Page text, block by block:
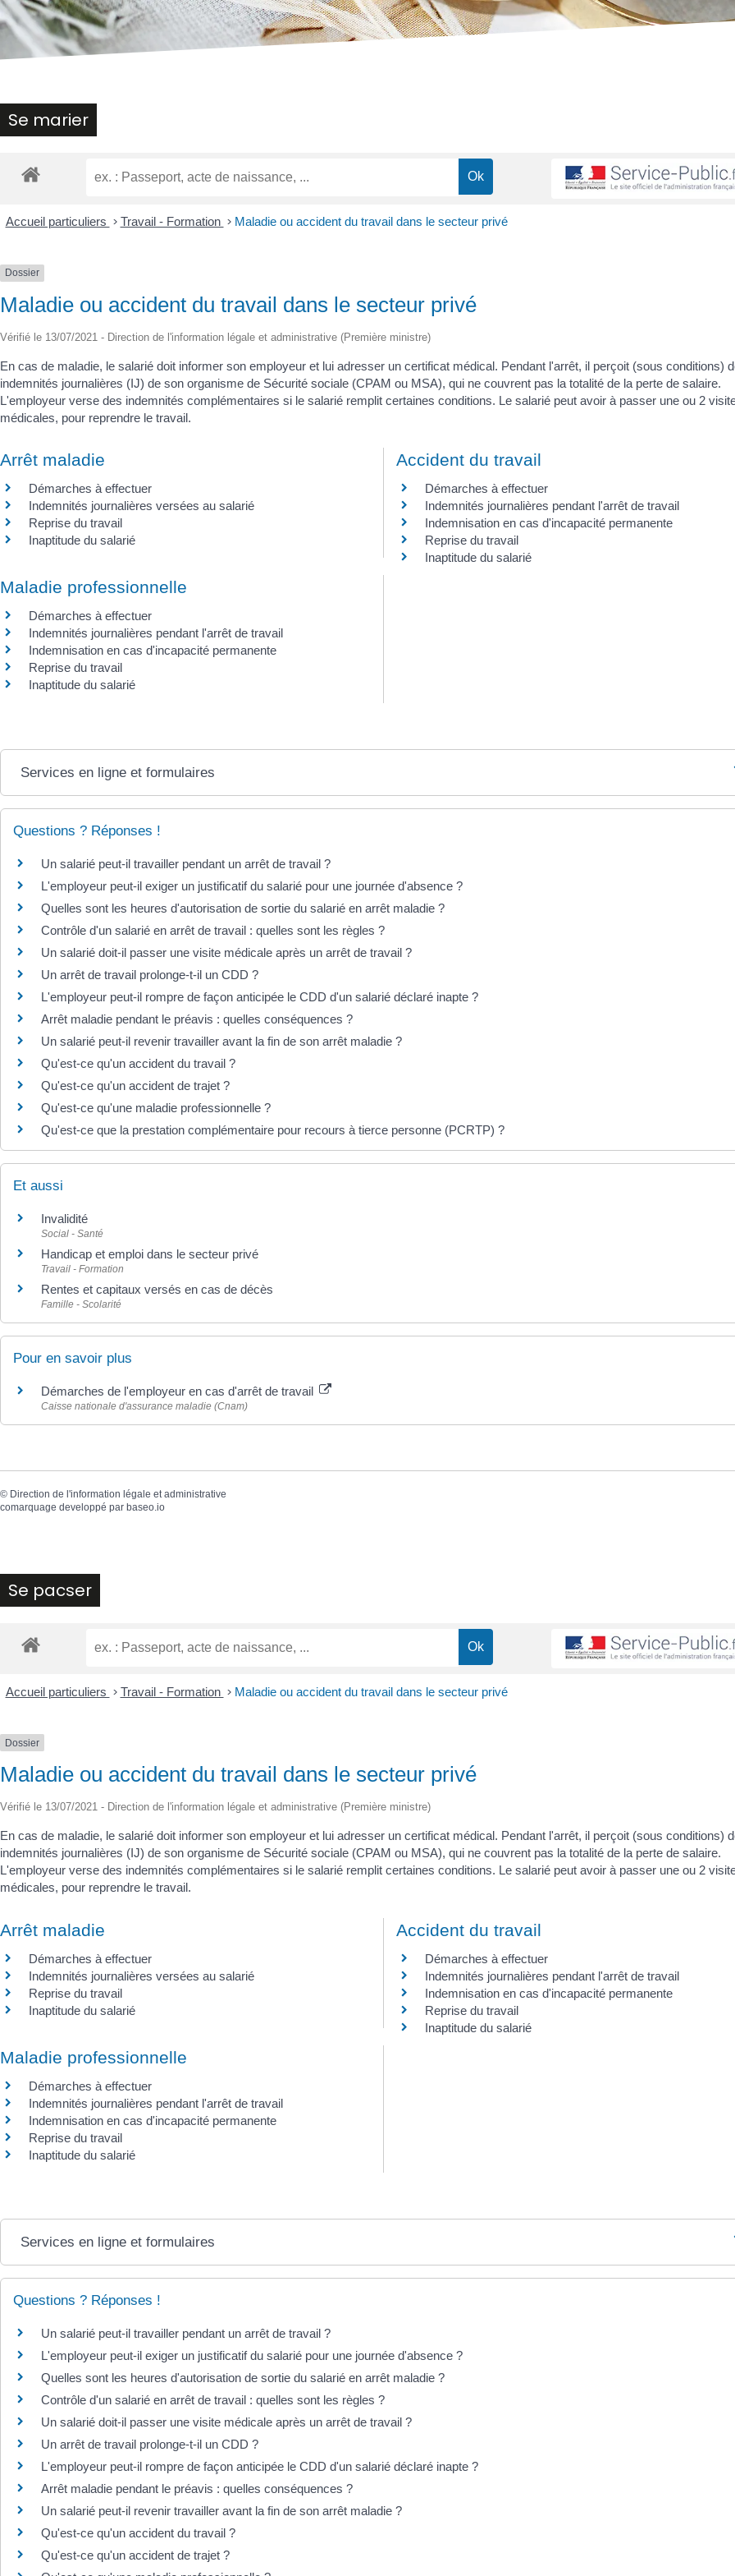
qui
utilisent
un
Appuyez
sur
pour
un
Se marier
Accueil particuliers > Travail - Formation > Maladie ou accident du travail dans le secteur privé
Dossier
Maladie ou accident du travail dans le secteur privé
Vérifié le 13/07/2021 - Direction de l'information légale et administrative (Première ministre)
En cas de maladie, le salarié doit informer son employeur et lui adresser un certificat médical. Pendant l'arrêt, il perçoit (sous conditions)
indemnités journalières (IJ) de son organisme de Sécurité sociale (CPAM ou MSA), qui ne couvrent pas la totalité de la perte de salaire.
L'employeur verse des indemnités complémentaires si le salarié remplit certaines conditions. Le salarié peut avoir à passer une ou 2
médicales, pour reprendre le travail.
Arrêt maladie
Démarches à effectuer
Indemnités journalières versées au salarié
Reprise du travail
Inaptitude du salarié
Accident du travail
Démarches à effectuer
Indemnités journalières pendant l'arrêt de travail
Indemnisation en cas d'incapacité permanente
Reprise du travail
Inaptitude du salarié
Maladie professionnelle
Démarches à effectuer
Indemnités journalières pendant l'arrêt de travail
Indemnisation en cas d'incapacité permanente
Reprise du travail
Inaptitude du salarié
Services en ligne et formulaires
Questions ? Réponses !
Un salarié peut-il travailler pendant un arrêt de travail ?
L'employeur peut-il exiger un justificatif du salarié pour une journée d'absence ?
Quelles sont les heures d'autorisation de sortie du salarié en arrêt maladie ?
Contrôle d'un salarié en arrêt de travail : quelles sont les règles ?
Un salarié doit-il passer une visite médicale après un arrêt de travail ?
Un arrêt de travail prolonge-t-il un CDD ?
L'employeur peut-il rompre de façon anticipée le CDD d'un salarié déclaré inapte ?
Arrêt maladie pendant le préavis : quelles conséquences ?
Un salarié peut-il revenir travailler avant la fin de son arrêt maladie ?
Qu'est-ce qu'un accident du travail ?
Qu'est-ce qu'un accident de trajet ?
Qu'est-ce qu'une maladie professionnelle ?
Qu'est-ce que la prestation complémentaire pour recours à tierce personne (PCRTP) ?
Et aussi
Invalidité
Social - Santé
Handicap et emploi dans le secteur privé
Travail - Formation
Rentes et capitaux versés en cas de décès
Famille - Scolarité
Pour en savoir plus
Démarches de l'employeur en cas d'arrêt de travail
Caisse nationale d'assurance maladie (Cnam)
© Direction de l'information légale et administrative
comarquage developpé par baseo.io
Se pacser
Accueil particuliers > Travail - Formation > Maladie ou accident du travail dans le secteur privé
Dossier
Maladie ou accident du travail dans le secteur privé
Vérifié le 13/07/2021 - Direction de l'information légale et administrative (Première ministre)
En cas de maladie, le salarié doit informer son employeur et lui adresser un certificat médical. Pendant l'arrêt, il perçoit (sous conditions)
indemnités journalières (IJ) de son organisme de Sécurité sociale (CPAM ou MSA), qui ne couvrent pas la totalité de la perte de salaire.
L'employeur verse des indemnités complémentaires si le salarié remplit certaines conditions. Le salarié peut avoir à passer une ou 2
médicales, pour reprendre le travail.
Arrêt maladie
Démarches à effectuer
Indemnités journalières versées au salarié
Reprise du travail
Inaptitude du salarié
Accident du travail
Démarches à effectuer
Indemnités journalières pendant l'arrêt de travail
Indemnisation en cas d'incapacité permanente
Reprise du travail
Inaptitude du salarié
Maladie professionnelle
Démarches à effectuer
Indemnités journalières pendant l'arrêt de travail
Indemnisation en cas d'incapacité permanente
Reprise du travail
Inaptitude du salarié
Services en ligne et formulaires
Questions ? Réponses !
Un salarié peut-il travailler pendant un arrêt de travail ?
L'employeur peut-il exiger un justificatif du salarié pour une journée d'absence ?
Quelles sont les heures d'autorisation de sortie du salarié en arrêt maladie ?
Contrôle d'un salarié en arrêt de travail : quelles sont les règles ?
Un salarié doit-il passer une visite médicale après un arrêt de travail ?
Un arrêt de travail prolonge-t-il un CDD ?
L'employeur peut-il rompre de façon anticipée le CDD d'un salarié déclaré inapte ?
Arrêt maladie pendant le préavis : quelles conséquences ?
Un salarié peut-il revenir travailler avant la fin de son arrêt maladie ?
Qu'est-ce qu'un accident du travail ?
Qu'est-ce qu'un accident de trajet ?